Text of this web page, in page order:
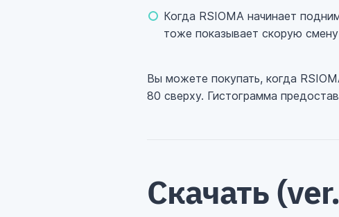
Когда RSIOMA начинает
тоже показывает скорую
Вы можете покупать, когда
80 сверху. Гистограмма
Скачать